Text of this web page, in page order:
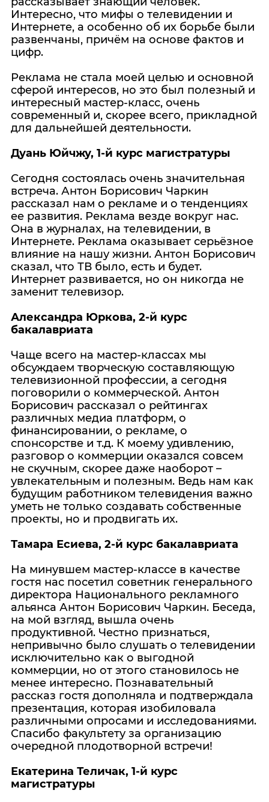
Интересно, что мифы о телевидении и
Интернете, а особенно об их борьбе были
развенчаны, причём на основе фактов и
цифр.
Реклама не стала моей целью и основной
сферой интересов, но это был полезный и
интересный мастер-класс, очень
современный и, скорее всего, прикладной
для дальнейшей деятельности.
Дуань Юйчжу, 1-й курс магистратуры
Сегодня состоялась очень значительная
встреча. Антон Борисович Чаркин
рассказал нам о рекламе и о тенденциях
ее развития. Реклама везде вокруг нас.
Она в журналах, на телевидении, в
Интернете. Реклама оказывает серьёзное
влияние на нашу жизни. Антон Борисович
сказал, что ТВ было, есть и будет.
Интернет развивается, но он никогда не
заменит телевизор.
Александра Юркова, 2-й курс
бакалавриата
Чаще всего на мастер-классах мы
обсуждаем творческую составляющую
телевизионной профессии, а сегодня
поговорили о коммерческой. Антон
Борисович рассказал о рейтингах
различных медиа платформ, о
финансировании, о рекламе, о
спонсорстве и т.д. К моему удивлению,
разговор о коммерции оказался совсем
не скучным, скорее даже наоборот –
увлекательным и полезным. Ведь нам как
будущим работником телевидения важно
уметь не только создавать собственные
проекты, но и продвигать их.
Тамара Есиева, 2-й курс бакалавриата
На минувшем мастер-классе в качестве
гостя нас посетил советник генерального
директора Национального рекламного
альянса Антон Борисович Чаркин. Беседа,
на мой взгляд, вышла очень
продуктивной. Честно признаться,
непривычно было слушать о телевидении
исключительно как о выгодной
коммерции, но от этого становилось не
менее интересно. Познавательный
рассказ гостя дополняла и подтверждала
презентация, которая изобиловала
различными опросами и исследованиями.
Спасибо факультету за организацию
очередной плодотворной встречи!
Екатерина Теличак, 1-й курс
магистратуры